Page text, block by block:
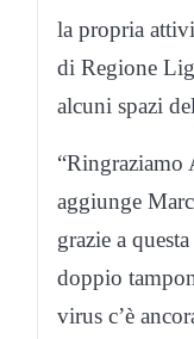
la propria
di Regione
alcuni spazi
“Ringraziamo
aggiunge
grazie a
doppio
virus c’è